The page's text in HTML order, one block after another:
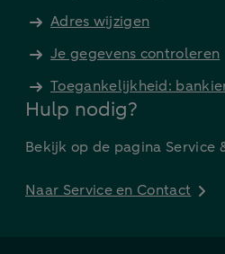
Adres wijzigen
Je gegevens controleren
Toegankelijkheid:
Hulp nodig?
Bekijk op de pagina Service
Naar Service en Contact